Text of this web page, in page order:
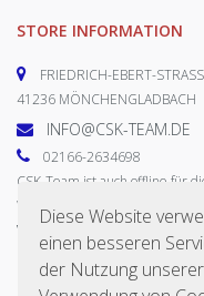
Diese Website
einen besseren
der Nutzung
STORE INFORMATION
FRIEDRICH-EBERT-
41236 MÖNCHENGLADBACH
INFO@CSK-TEAM.DE
02166-2634698
CSK-Team ist auch offline für
Ware uneingeschränkt an.
Vereinbarung arrangieren.
zu folgenden Öffnungszeiten:
Mo-Fr von 09:00-18:00 Uhr